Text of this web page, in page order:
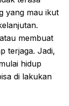
yang mau ikut
membuat
terjaga. Jadi,
hidup
di lakukan